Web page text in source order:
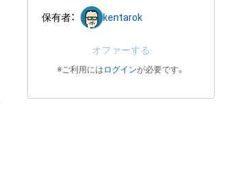
保有者： kentarok
オファーする
※ご利用には ログインが必要です。